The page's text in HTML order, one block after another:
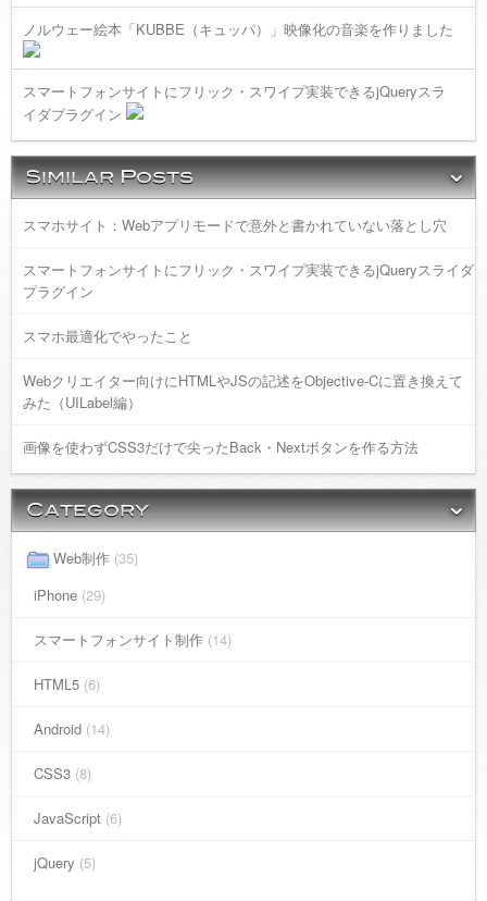
ノルウェー絵本「KUBBE（キュッパ）」映像化の音楽を作りました
スマートフォンサイトにフリック・スワイプ実装できるjQueryスラ
イダプラグイン
スマホサイト：Webアプリモードで意外と書かれていない落とし穴
スマートフォンサイトにフリック・スワイプ実装できるjQueryスライダ
プラグイン
スマホ最適化でやったこと
Webクリエイター向けにHTMLやJSの記述をObjective-Cに置き換えて
みた（UILabel編）
画像を使わずCSS3だけで尖ったBack・Nextボタンを作る方法
Web制作 (35)
iPhone (29)
スマートフォンサイト制作 (14)
HTML5 (6)
Android (14)
CSS3 (8)
JavaScript (6)
jQuery (5)